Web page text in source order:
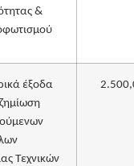
&
έξοδα
Τεχνικών